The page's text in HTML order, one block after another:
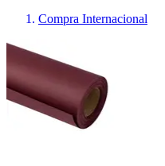
Compra Internacional